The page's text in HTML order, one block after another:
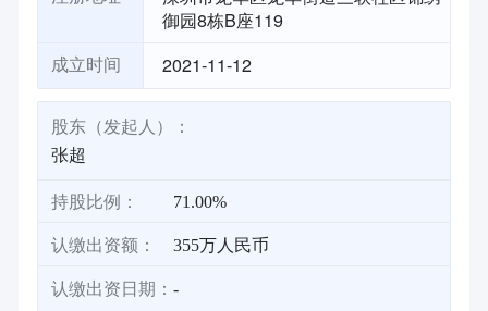
御园8栋B座119
成立时间 2021-11-12
股东（发起人）：
张超
持股比例： 71.00%
认缴出资额： 355万人民币
认缴出资日期： -